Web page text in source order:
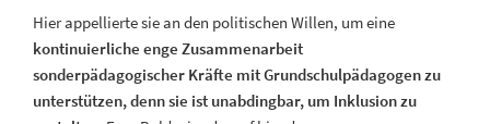
Hier appellierte sie an den politischen Willen, um eine
kontinuierliche enge Zusammenarbeit
sonderpädagogischer Kräfte mit Grundschulpädagogen zu
unterstützen, denn sie ist unabdingbar, um Inklusion zu